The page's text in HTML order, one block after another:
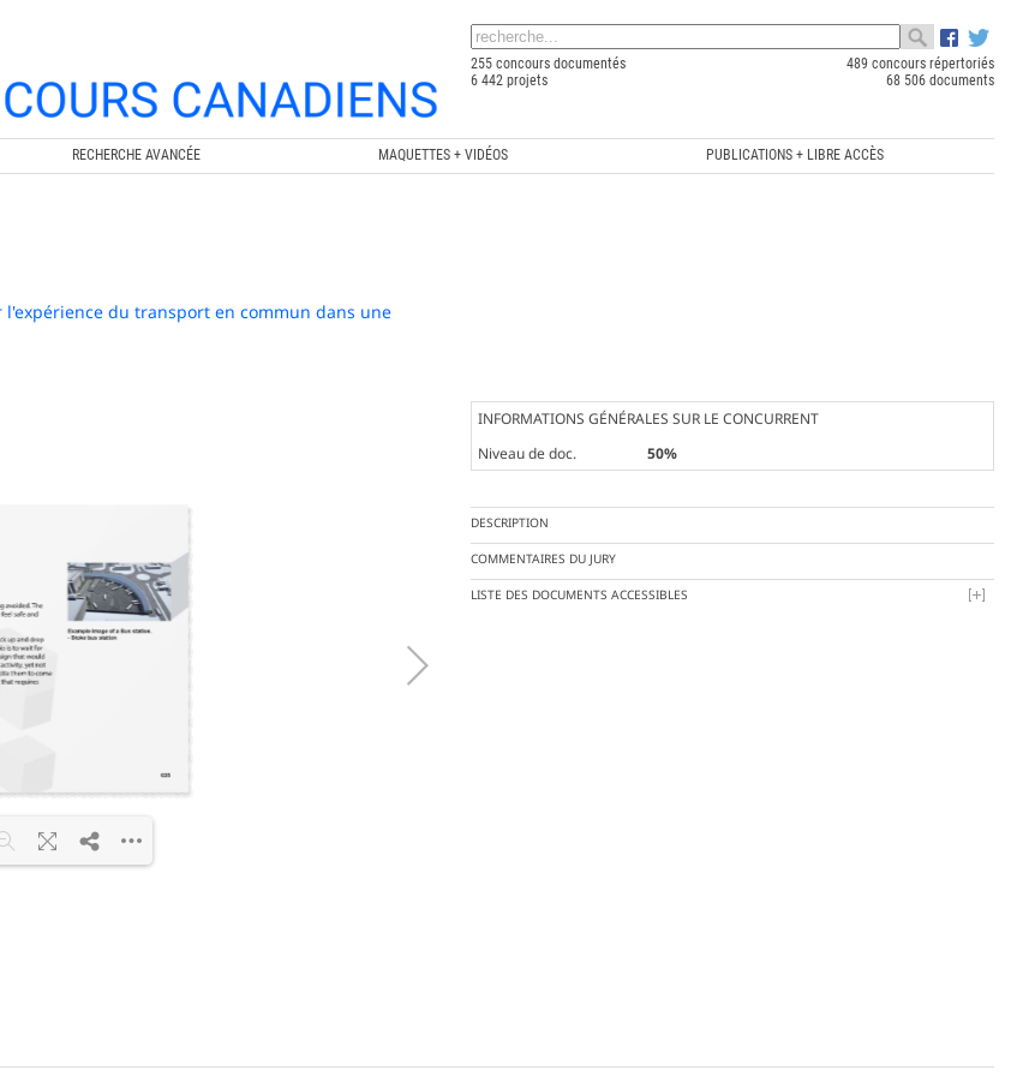
255 concours documentés
489 concours répertoriés
6 442 projets
68 506 documents
RECHERCHE AVANCÉE MAQUETTES + VIDÉOS PUBLICATIONS + LIBRE ACCÈS
du transport en commun dans une
INFORMATIONS GÉNÉRALES SUR LE CONCURRENT
Niveau de doc.
50%
DESCRIPTION
COMMENTAIRES DU JURY
LISTE DES DOCUMENTS ACCESSIBLES